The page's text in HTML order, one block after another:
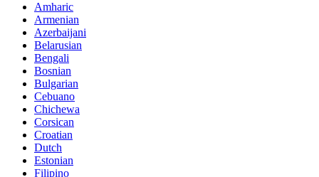
Amharic
Armenian
Azerbaijani
Belarusian
Bengali
Bosnian
Bulgarian
Cebuano
Chichewa
Corsican
Croatian
Dutch
Estonian
Filipino